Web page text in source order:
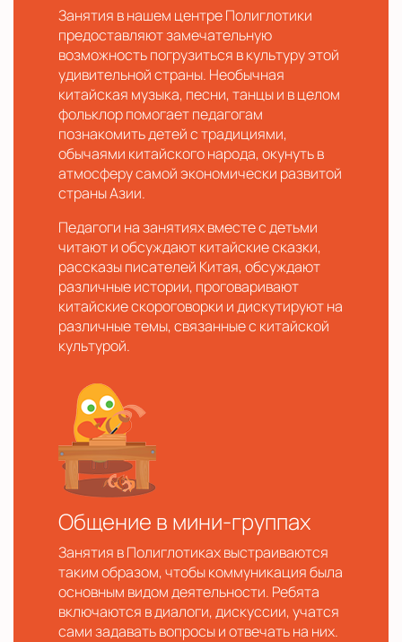
Занятия в нашем центре Полиглотики
предоставляют замечательную
возможность погрузиться в культуру этой
удивительной страны. Необычная
китайская музыка, песни, танцы и в целом
фольклор помогает педагогам
познакомить детей с традициями,
обычаями китайского народа, окунуть в
атмосферу самой экономически развитой
страны Азии.
Педагоги на занятиях вместе с детьми
читают и обсуждают китайские сказки,
рассказы писателей Китая, обсуждают
различные истории, проговаривают
китайские скороговорки и дискутируют на
различные темы, связанные с китайской
культурой.
Общение в мини-группах
Занятия в Полиглотиках выстраиваются
таким образом, чтобы коммуникация была
основным видом деятельности. Ребята
включаются в диалоги, дискуссии, учатся
сами задавать вопросы и отвечать на них.